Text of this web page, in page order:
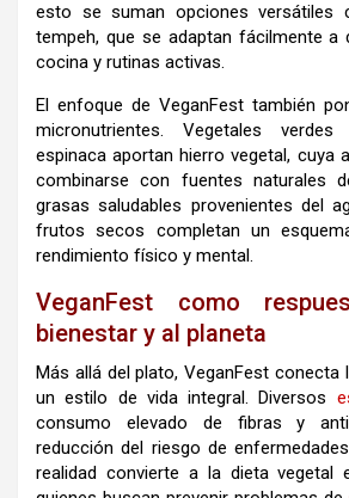
esto se suman opciones
tempeh, que se adaptan fácilmente a
cocina y rutinas activas.
El enfoque de VeganFest también
micronutrientes. Vegetales
espinaca aportan hierro vegetal, cuya
combinarse con fuentes naturales
grasas saludables provenientes del
frutos secos completan un
rendimiento físico y mental.
VeganFest como
bienestar y al planeta
Más allá del plato, VeganFest conecta
un estilo de vida integral. Diversos
consumo elevado de fibras y
reducción del riesgo de
realidad convierte a la dieta vegetal